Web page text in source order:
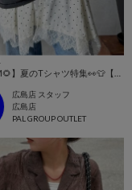
広島店 スタッフ
広島店
PAL GROUP OUTLET